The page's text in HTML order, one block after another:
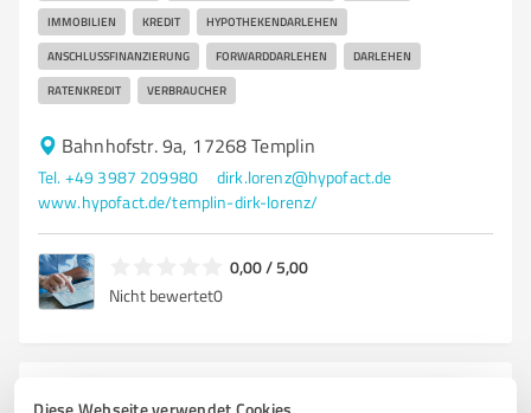
IMMOBILIEN KREDIT HYPOTHEKENDARLEHEN
ANSCHLUSSFINANZIERUNG FORWARDDARLEHEN DARLEHEN
RATENKREDIT VERBRAUCHER
Bahnhofstr. 9a, 17268 Templin
Tel. +49 3987 209980
dirk.lorenz@hypofact.de
www.hypofact.de/templin-dirk-lorenz/
0,00 / 5,00
Nicht bewertet0
3 Finanzdienstleistungen